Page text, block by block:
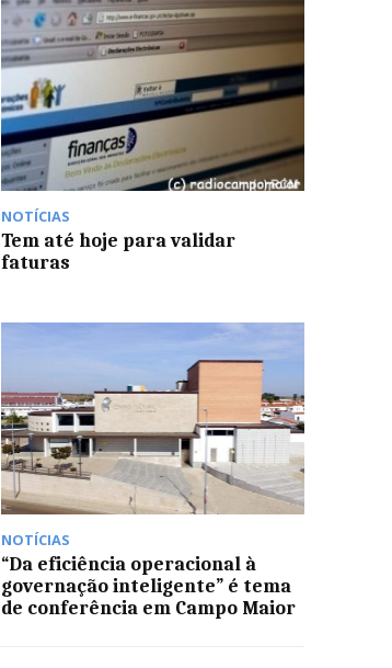
NOTÍCIAS
Tem até hoje para validar
faturas
NOTÍCIAS
“Da eficiência operacional à
governação inteligente” é tema
de conferência em Campo Maior